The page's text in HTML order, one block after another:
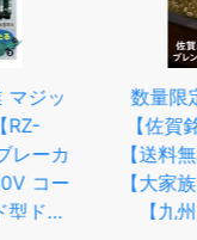
数量限定価格！
【佐賀銘柄米
【送料無料 一
【大家族・業務
【九州産】【